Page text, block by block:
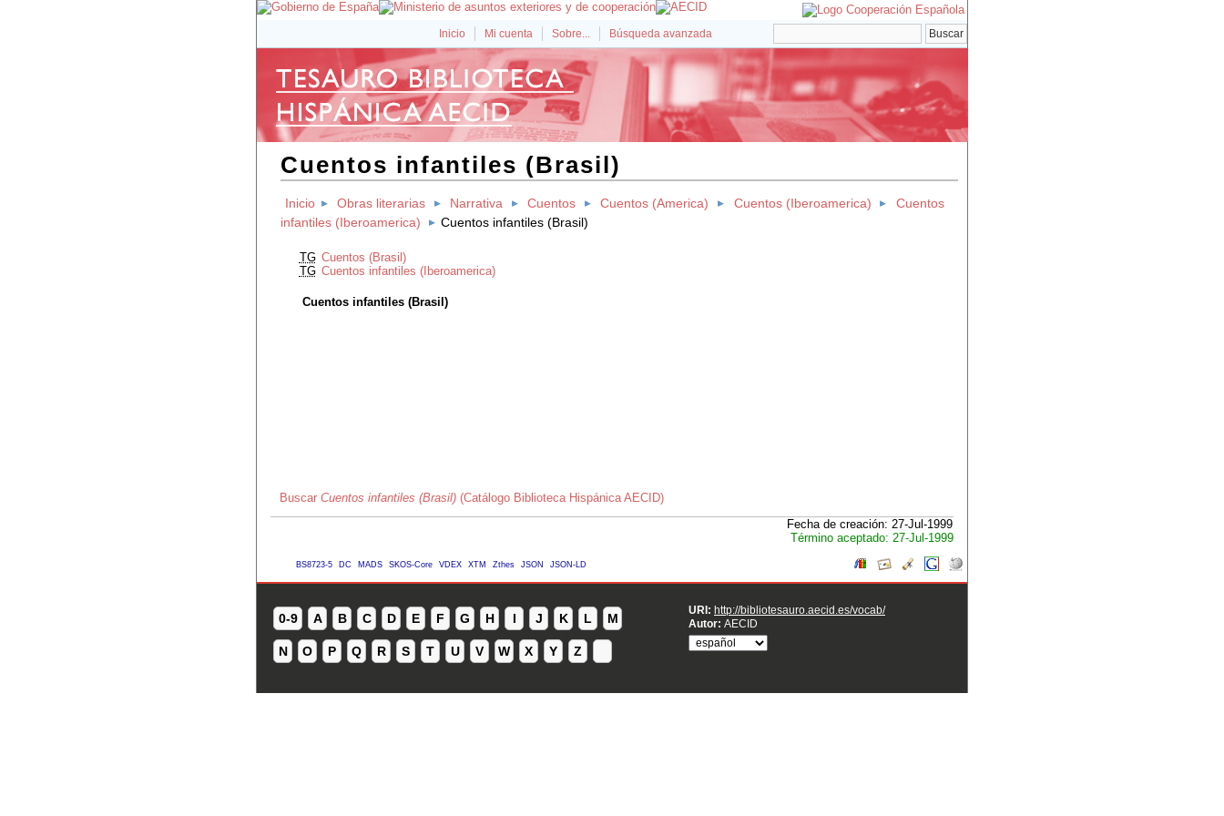
Inicio Mi cuenta Sobre... Búsqueda avanzada
Cuentos infantiles (Brasil)
Inicio Obras literarias Narrativa Cuentos Cuentos (America) Cuentos (Iberoamerica)
Cuentos
infantiles (Iberoamerica)
Cuentos infantiles (Brasil)
TG Cuentos (Brasil)
TG Cuentos infantiles (Iberoamerica)
Cuentos infantiles (Brasil)
Buscar Cuentos infantiles (Brasil) (Catálogo Biblioteca Hispánica AECID)
Fecha de creación: 27-Jul-1999
Término aceptado: 27-Jul-1999
BS8723-5 DC MADS SKOS-Core VDEX XTM Zthes JSON JSON-LD
0-9 A B C D E F G H I J K L M
N O P Q R S T U V W X Y Z
URI: http://bibliotesauro.aecid.es/vocab/
Autor: AECID